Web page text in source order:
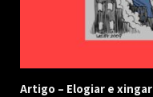
​Artigo – ​Elogiar e xingar